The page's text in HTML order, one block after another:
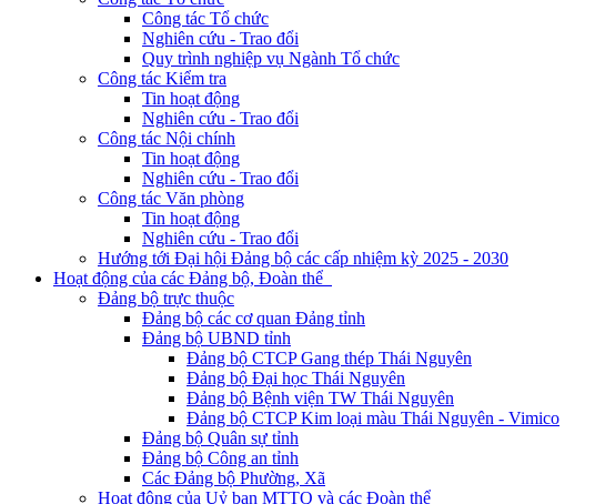
Công tác Tổ chức
Nghiên cứu - Trao đổi
Quy trình nghiệp vụ Ngành Tổ chức
Công tác Kiểm tra
Tin hoạt động
Nghiên cứu - Trao đổi
Công tác Nội chính
Tin hoạt động
Nghiên cứu - Trao đổi
Công tác Văn phòng
Tin hoạt động
Nghiên cứu - Trao đổi
Hướng tới Đại hội Đảng bộ các cấp nhiệm kỳ 2025 - 2030
Hoạt động của các Đảng bộ, Đoàn thể
Đảng bộ trực thuộc
Đảng bộ các cơ quan Đảng tỉnh
Đảng bộ UBND tỉnh
Đảng bộ CTCP Gang thép Thái Nguyên
Đảng bộ Đại học Thái Nguyên
Đảng bộ Bệnh viện TW Thái Nguyên
Đảng bộ CTCP Kim loại màu Thái Nguyên - Vimico
Đảng bộ Quân sự tỉnh
Đảng bộ Công an tỉnh
Các Đảng bộ Phường, Xã
Hoạt động của Uỷ ban MTTQ và các Đoàn thể